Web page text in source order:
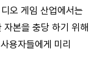
오 게임 산업에서는
자본을 충당 하기 위해
용자들에게 미리